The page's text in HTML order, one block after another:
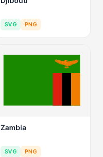
SVG PNG
Zambia
SVG PNG